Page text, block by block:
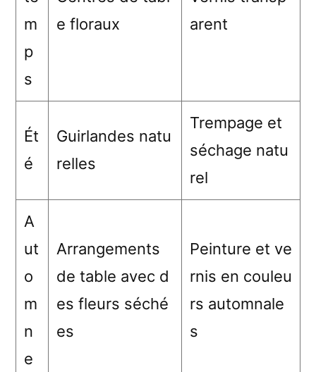
m
p
s
e floraux
arent
Ét
é
Guirlandes natu
relles
Trempage et
séchage natu
rel
A
ut
o
m
n
e
Arrangements
de table avec d
es fleurs séché
es
Peinture et ve
rnis en couleu
rs automnale
s